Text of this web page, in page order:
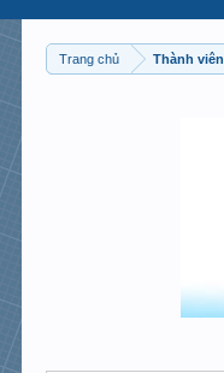
Trang chủ Thành viên